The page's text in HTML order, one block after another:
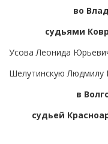
во
судьями
Усова Леонида
Шелутинскую Людмилу
в
судьей